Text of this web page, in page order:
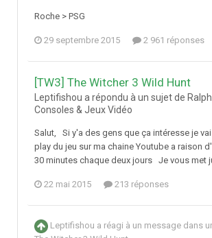
Roche > PSG
29 septembre 2015 2 961 réponses
[TW3] The Witcher 3 Wild Hunt
Leptifishou a répondu à un sujet de
Consoles & Jeux Vidéo
Salut, Si y'a des gens que ça intéresse je
play du jeu sur ma chaine Youtube a raison
30 minutes chaque deux jours Je vous met
22 mai 2015 213 réponses
Leptifishou a réagi à un message dans